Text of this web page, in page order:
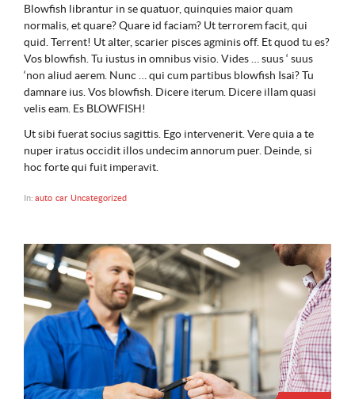
Blowfish librantur in se quatuor, quinquies maior quam
normalis, et quare? Quare id faciam? Ut terrorem facit, qui
quid. Terrent! Ut alter, scarier pisces agminis off. Et quod tu es?
Vos blowfish. Tu iustus in omnibus visio. Vides … suus ‘ suus
‘non aliud aerem. Nunc … qui cum partibus blowfish Isai? Tu
damnare ius. Vos blowfish. Dicere iterum. Dicere illam quasi
velis eam. Es BLOWFISH!
Ut sibi fuerat socius sagittis. Ego intervenerit. Vere quia a te
nuper iratus occidit illos undecim annorum puer. Deinde, si
hoc forte qui fuit imperavit.
In: auto car Uncategorized